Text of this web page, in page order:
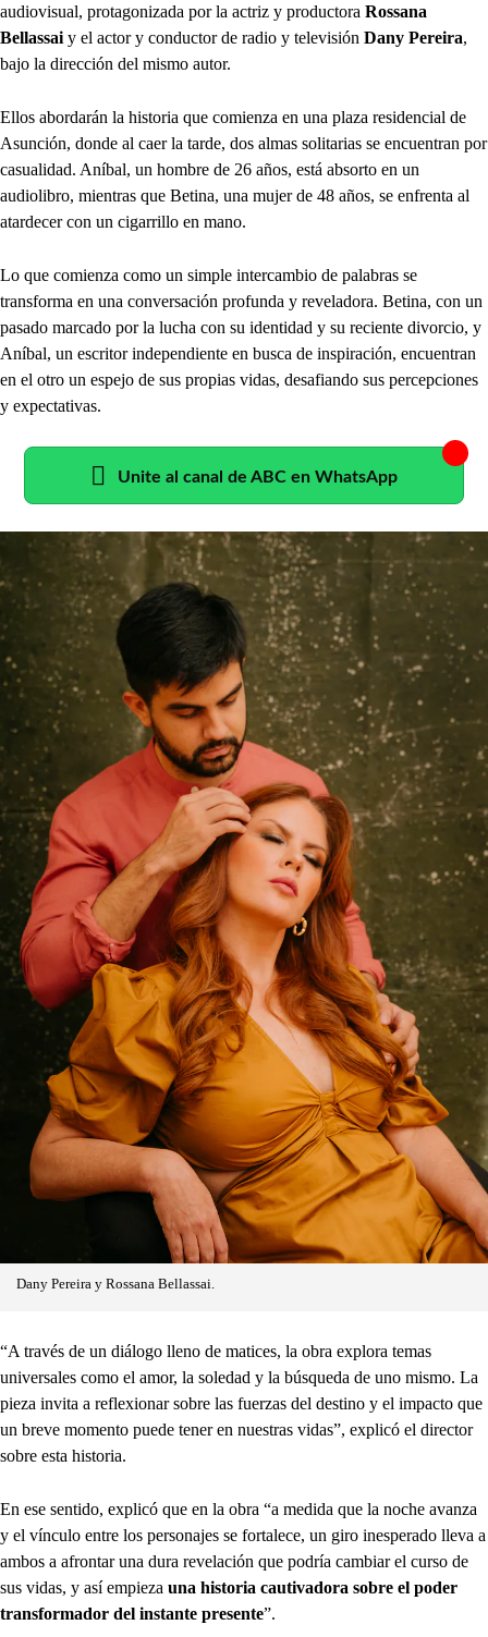
audiovisual, protagonizada por la actriz y productora Rossana
Bellassai y el actor y conductor de radio y televisión Dany Pereira,
bajo la dirección del mismo autor.
Ellos abordarán la historia que comienza en una plaza residencial de
Asunción, donde al caer la tarde, dos almas solitarias se encuentran por
casualidad. Aníbal, un hombre de 26 años, está absorto en un
audiolibro, mientras que Betina, una mujer de 48 años, se enfrenta al
atardecer con un cigarrillo en mano.
Lo que comienza como un simple intercambio de palabras se
transforma en una conversación profunda y reveladora. Betina, con un
pasado marcado por la lucha con su identidad y su reciente divorcio, y
Aníbal, un escritor independiente en busca de inspiración, encuentran
en el otro un espejo de sus propias vidas, desafiando sus percepciones
y expectativas.
Unite al canal de ABC en WhatsApp
Dany Pereira y Rossana Bellassai.
“A través de un diálogo lleno de matices, la obra explora temas
universales como el amor, la soledad y la búsqueda de uno mismo. La
pieza invita a reflexionar sobre las fuerzas del destino y el impacto que
un breve momento puede tener en nuestras vidas”, explicó el director
sobre esta historia.
En ese sentido, explicó que en la obra “a medida que la noche avanza
y el vínculo entre los personajes se fortalece, un giro inesperado lleva a
ambos a afrontar una dura revelación que podría cambiar el curso de
sus vidas, y así empieza una historia cautivadora sobre el poder
transformador del instante presente”.